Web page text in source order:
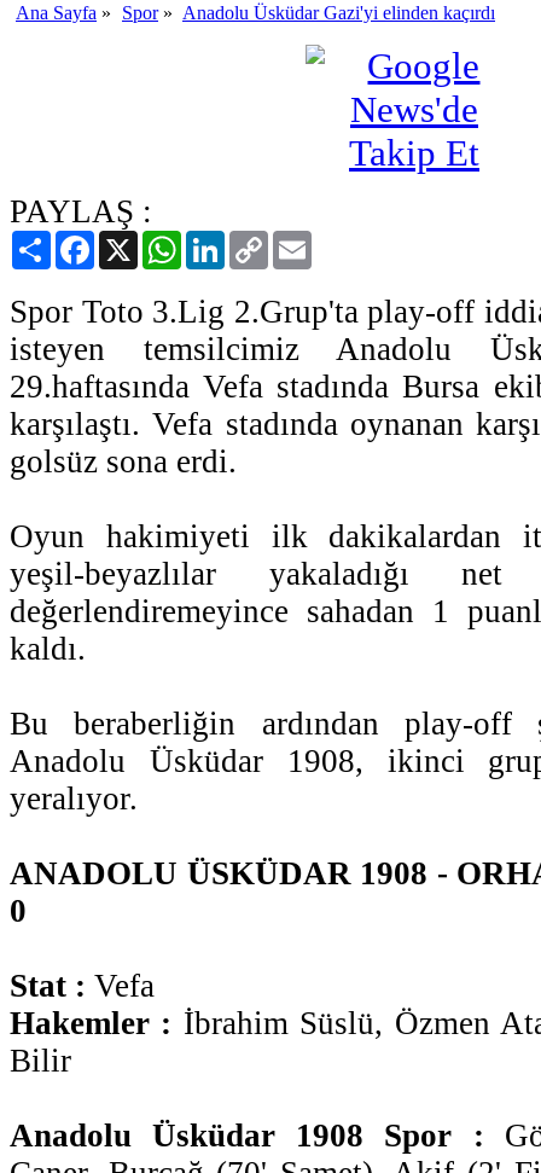
Ana Sayfa » Spor» Anadolu Üsküdar Gazi'yi elinden kaçırdı
PAYLAŞ :
PaylaşFacebook
X WhatsAppLinkedIn
Copy
Link
Spor Toto 3.Lig 2.Grup'ta play-off
isteyen temsilcimiz Anadolu
29.haftasında Vefa stadında Bursa
karşılaştı. Vefa stadında oynanan
golsüz sona erdi.
Oyun hakimiyeti ilk dakikalardan
yeşil-beyazlılar yakaladığı
değerlendiremeyince sahadan 1
kaldı.
Bu beraberliğin ardından play-off
Anadolu Üsküdar 1908, ikinci
yeralıyor.
ANADOLU ÜSKÜDAR 1908 -
0
Stat : Vefa
Hakemler : İbrahim Süslü, Özmen
Bilir
Anadolu Üsküdar 1908 Spor :